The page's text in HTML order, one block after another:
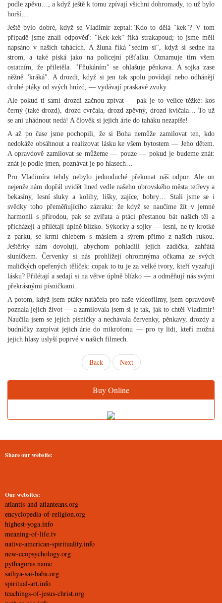
podle zpěvu…, a když ještě k tomu zpívají všichni dohromady, to už bylo
horší…
Ještě bylo dobré, když se Vladimír zeptal:"Kdo to dělá "kek"? V tom
případě jsme znali odpověď: "Kek-kek" říká strakapoud; to jsme měli
napsáno v našich tahácích. A žluna říká "sedím si", když si sedne na
strom, a také píská jako na policejní píšťalku. Oznamuje tím všem
ostatním, že přiletěla. "Fňukáním" se ohlašuje pěnkava. A sojka zase
něžně "kráká". A drozdi, když si jen tak spolu povídají nebo odhánějí
druhé ptáky od svých hnízd, — vydávají praskavé zvuky.
Ale pokud ti samí drozdi začnou zpívat — pak je to velice těžké: kos
černý (také drozd), drozd cvrčala, drozd zpěvný, drozd kvíčala… To už
se ani uhádnout nedá! A člověk si jejich árie do taháku nezapíše!
A až po čase jsme pochopili, že si Boha nemůže zamilovat ten, kdo
nedokáže obsáhnout a realizovat lásku ke všem bytostem — Jeho dětem.
A opravdově zamilovat se můžeme — pouze — pokud je budeme znát:
znát je podle jmen, poznávat je po hlasech…
Pro Vladimíra tehdy nebylo jednoduché překonat náš odpor. Ale on
nejenže nám dopřál uvidět hned vedle našeho obrovského města tetřevy a
bekasíny, lesní sluky a kolihy, lišky, zajíce, bobry… Stali jsme se i
svědky toho přeměňujícího zázraku: že když se naučíme žít v jemné
harmonii s přírodou, pak se zvířata a ptáci přestanou bát našich těl a
přicházejí a přilétají úplně blízko. Sýkorky a sojky — lesní, ne ty krotké
z parku, se krmí chlebem s máslem a sýrem přímo z našich rukou.
Ještěrky nám dovolují, abychom pohladili jejich zádíčka, zahřátá
sluníčkem. Červenky si nás prohlížejí ohromnýma očkama ze svých
maličkých opeřených tělíček: copak to tu je za velké tvory, kteří vyzařují
lásku? Přilétají a sedají si na větve úplně blízko — a odměňují nás svými
překrásnými písničkami.
A potom, když jsem ptáky natáčela pro naše videofilmy, jsem opravdově
poznala jejich život — a zamilovala jsem si je tak, jak to chtěl Vladimír!
Naučila jsem se jejich písničky a nechávala červenky, pěnkavy, drozdy a
budníčky zazpívat jejich árie do mikrofonu — pro ty lidi, kteří možná
jejich hlasy uslyší poprvé v našich filmech.
Back Next
Buy Online
Share our website:
Our websites:
atlantis-and-atlanteans.org
encyclopedia-of-religion.org
highest-yoga.info
meaning-of-life.tv
native-american-spirituality.info
new-ecopsychology.org
pythagoras.name
sathya-sai-baba.org
spiritual-art.info
teachings-of-jesus-christ.org